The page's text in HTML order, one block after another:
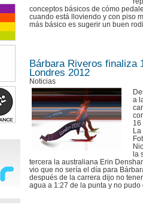
conceptos básicos de cómo
cuando está lloviendo y con piso
más básico es sugerir un buen
Bárbara Riveros finaliza
Londres 2012
Noticias
a
16
La
la
tercera la australiana Erin
vio que no sería el día para
después de la carrera dijo no
agua a 1:27 de la punta y no pudo